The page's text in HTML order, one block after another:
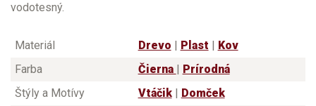
vodotesný.
Materiál Drevo Plast
Kov
Farba
Čierna
Prírodná
Štýly a Motívy
Vtáčik|
Domček